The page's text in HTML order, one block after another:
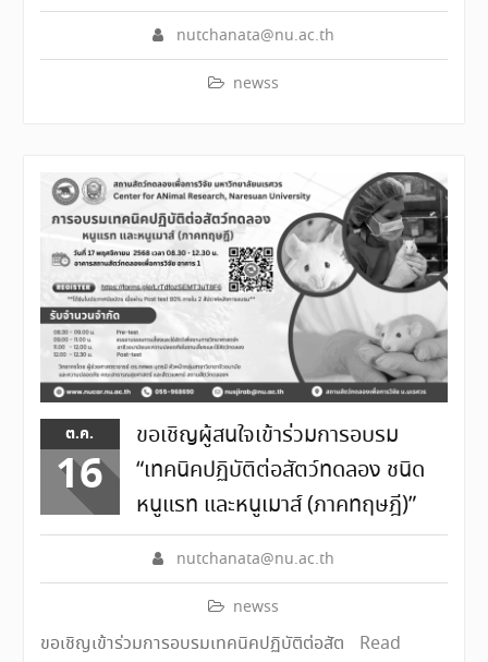
nutchanata@nu.ac.th
newss
ต.ค.
16
ขอเชิญผู้สนใจเข้าร่วมการอบรม
“เทคนิคปฏิบัติต่อสัตว์ทดลอง ชนิด
หนูแรท และหนูเมาส์ (ภาคทฤษฎี)”
nutchanata@nu.ac.th
newss
ขอเชิญเข้าร่วมการอบรมเทคนิคปฏิบัติต่อสัต
Read